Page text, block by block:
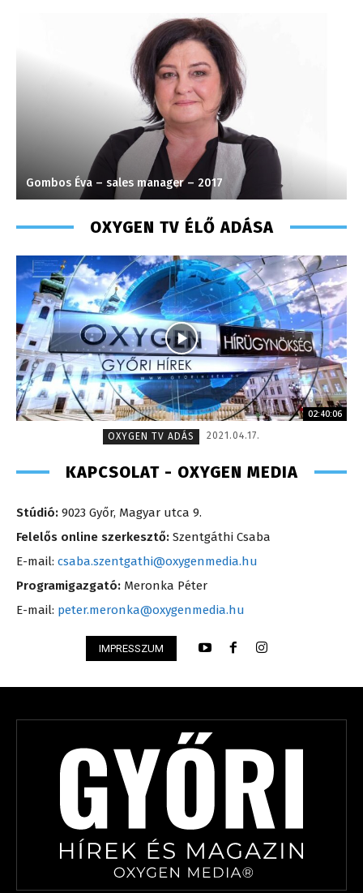
Gombos Éva – sales manager – 2017
OXYGEN TV ÉLŐ ADÁSA
02:40:06
OXYGEN TV ADÁS
2021.04.17.
KAPCSOLAT - OXYGEN MEDIA
Stúdió: 9023 Győr, Magyar utca 9.
Felelős online szerkesztő: Szentgáthi Csaba
E-mail: csaba.szentgathi@oxygenmedia.hu
Programigazgató: Meronka Péter
E-mail: peter.meronka@oxygenmedia.hu
IMPRESSZUM